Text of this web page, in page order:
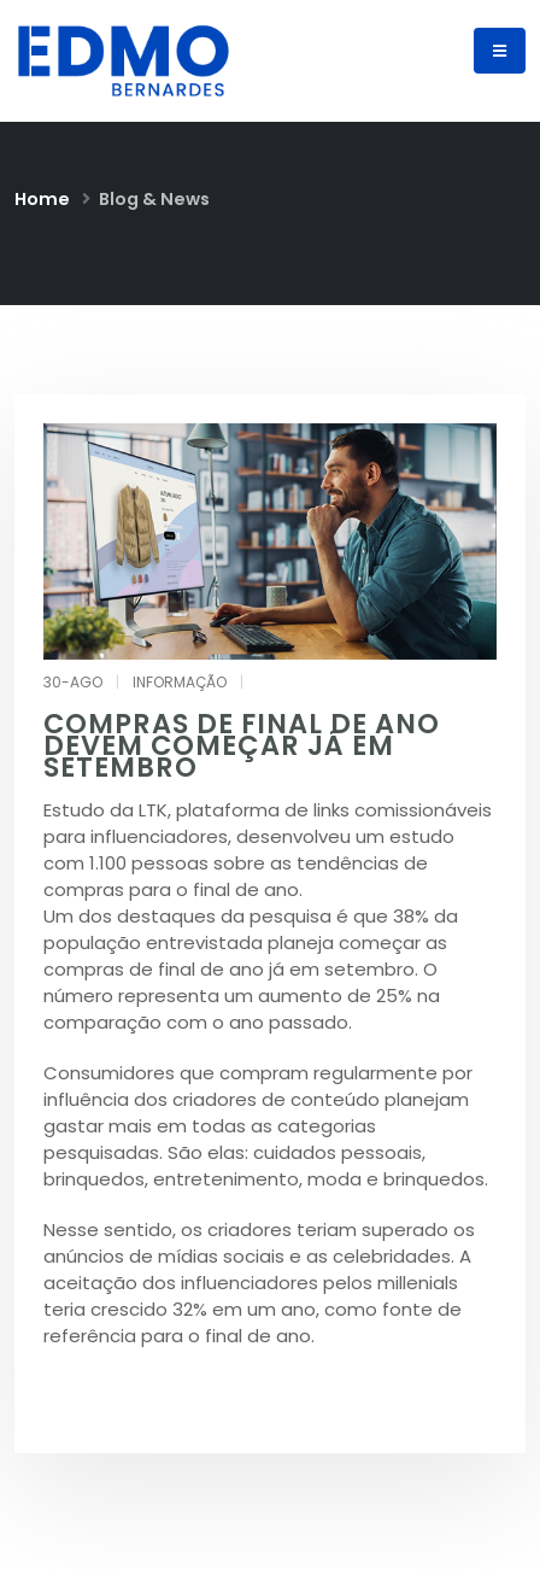
Home Blog & News
30-AGO INFORMAÇÃO
COMPRAS DE FINAL DE ANO
DEVEM COMEÇAR JÁ EM
SETEMBRO
Estudo da LTK, plataforma de links comissionáveis
para influenciadores, desenvolveu um estudo
com 1.100 pessoas sobre as tendências de
compras para o final de ano.
Um dos destaques da pesquisa é que 38% da
população entrevistada planeja começar as
compras de final de ano já em setembro. O
número representa um aumento de 25% na
comparação com o ano passado.
Consumidores que compram regularmente por
influência dos criadores de conteúdo planejam
gastar mais em todas as categorias
pesquisadas. São elas: cuidados pessoais,
brinquedos, entretenimento, moda e brinquedos.
Nesse sentido, os criadores teriam superado os
anúncios de mídias sociais e as celebridades. A
aceitação dos influenciadores pelos millenials
teria crescido 32% em um ano, como fonte de
referência para o final de ano.